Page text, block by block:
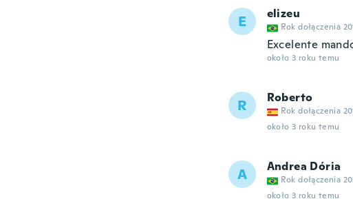
E elizeu
Rok dołączenia
Excelente
około 3 roku temu
R Roberto
Rok dołączenia
około 3 roku temu
A Andrea Dória
Rok dołączenia
około 3 roku temu